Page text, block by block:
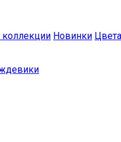
коллекции Новинки Цвета